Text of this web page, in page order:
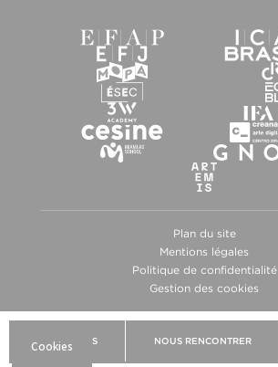
BROCHURES NOUS RENCONTRER
Plan du site
Mentions légales
Politique de confidentialité
Gestion des cookies